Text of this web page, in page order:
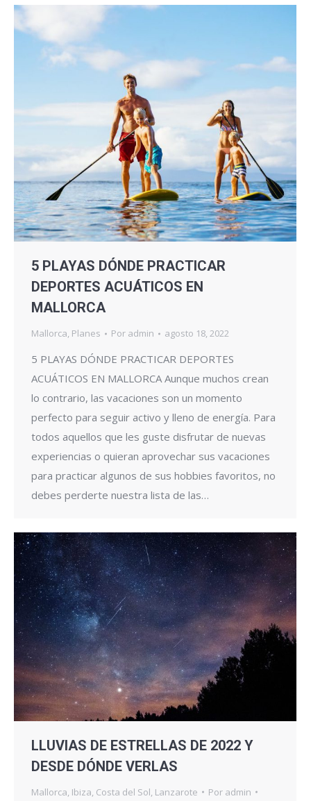
5 PLAYAS DÓNDE PRACTICAR
DEPORTES ACUÁTICOS EN
MALLORCA
Mallorca, Planes Por admin agosto 18, 2022
5 PLAYAS DÓNDE PRACTICAR DEPORTES
ACUÁTICOS EN MALLORCA Aunque muchos crean
lo contrario, las vacaciones son un momento
perfecto para seguir activo y lleno de energía. Para
todos aquellos que les guste disfrutar de nuevas
experiencias o quieran aprovechar sus vacaciones
para practicar algunos de sus hobbies favoritos, no
debes perderte nuestra lista de las…
LLUVIAS DE ESTRELLAS DE 2022 Y
DESDE DÓNDE VERLAS
Mallorca Ibiza Costa del Sol Lanzarote Por admin